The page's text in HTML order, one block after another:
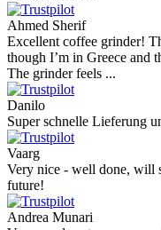
Ahmed Sherif
Excellent coffee grinder!
though I’m in Greece and
The grinder feels ...
Danilo
Super schnelle Lieferung
Vaarg
Very nice - well done, will
future!
Andrea Munari